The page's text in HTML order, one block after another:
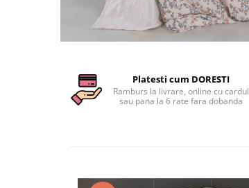
Lenjerii De Pat Bumbac Satinat 2
Lenjerii De Pat Volanase
Lenjerii De Pat Jacquard
Artificiala De Iepure, 6 Piese, 2
Platesti cum DORESTI
Ramburs la livrare, online cu cardul
sau pana la 6 rate fara dobanda